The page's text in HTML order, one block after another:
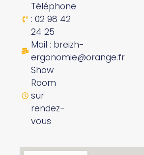
Téléphone
: 02 98 42
24 25
Mail : breizh-
ergonomie@orange.fr
Show
Room
sur
rendez-
vous